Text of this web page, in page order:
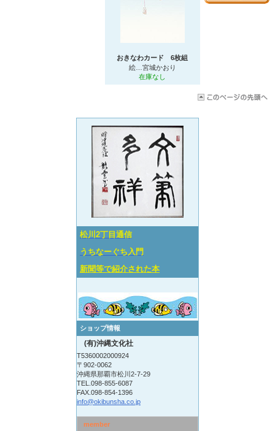
おきなわカード 6枚組
絵…宮城かおり
在庫なし
松川2丁目通信
うちなーぐち入門
新聞等で紹介された本
ショップ情報
(有)沖縄文化社
T5360002000924
〒902-0062
沖縄県那覇市松川2-7-29
TEL.098-855-6087
FAX.098-854-1396
info@okibunsha.co.jp
member